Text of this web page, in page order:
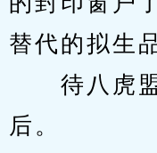
替代的拟生
待八虎盟
后。